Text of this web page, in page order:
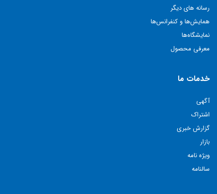
رسانه های دیگر
همايش‌ها و كنفرانس‌ها
نمايشگاه‌ها
معرفی محصول
خدمات ما
آگهی
اشتراک
گزارش خبری
بازار
ویژه نامه
سالنامه